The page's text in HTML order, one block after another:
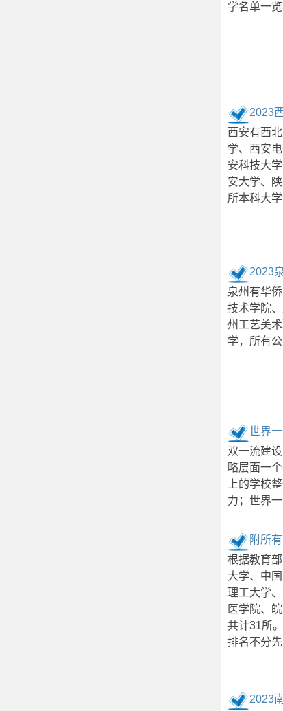
学名单一览
2023
西安有西
学、西安
安科技大
安大学、
所本科大
2023
泉州有华
技术学院
州工艺美
学，所有
世界
双一流建
略层面一
上的学校
力；世界
附所
根据教育
大学、中
理工大学
医学院、
共计31所
排名不分先
2023